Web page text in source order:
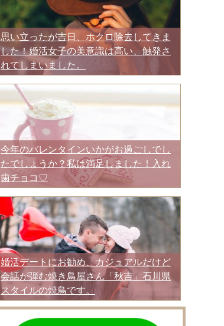
思い立ったが吉日、ホクロ除去してきま
した！婚活女子の美意識は高い、触発さ
れてしまいました。
今年のバレンタインいかがお過ごしでし
たでしょうか？私は満足しました！入れ
歯チョコ♡
婚活デートにお勧め、カジュアルだけど
会話が弾む焼き鳥屋さん「秋吉」石川県
スタイルの焼鳥です。